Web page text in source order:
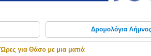
Δρομολόγια
Ώρες για Θάσο με μια ματιά